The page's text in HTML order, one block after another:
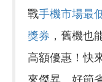
戰手機市場最
獎券 ，舊機也
高額優惠！快